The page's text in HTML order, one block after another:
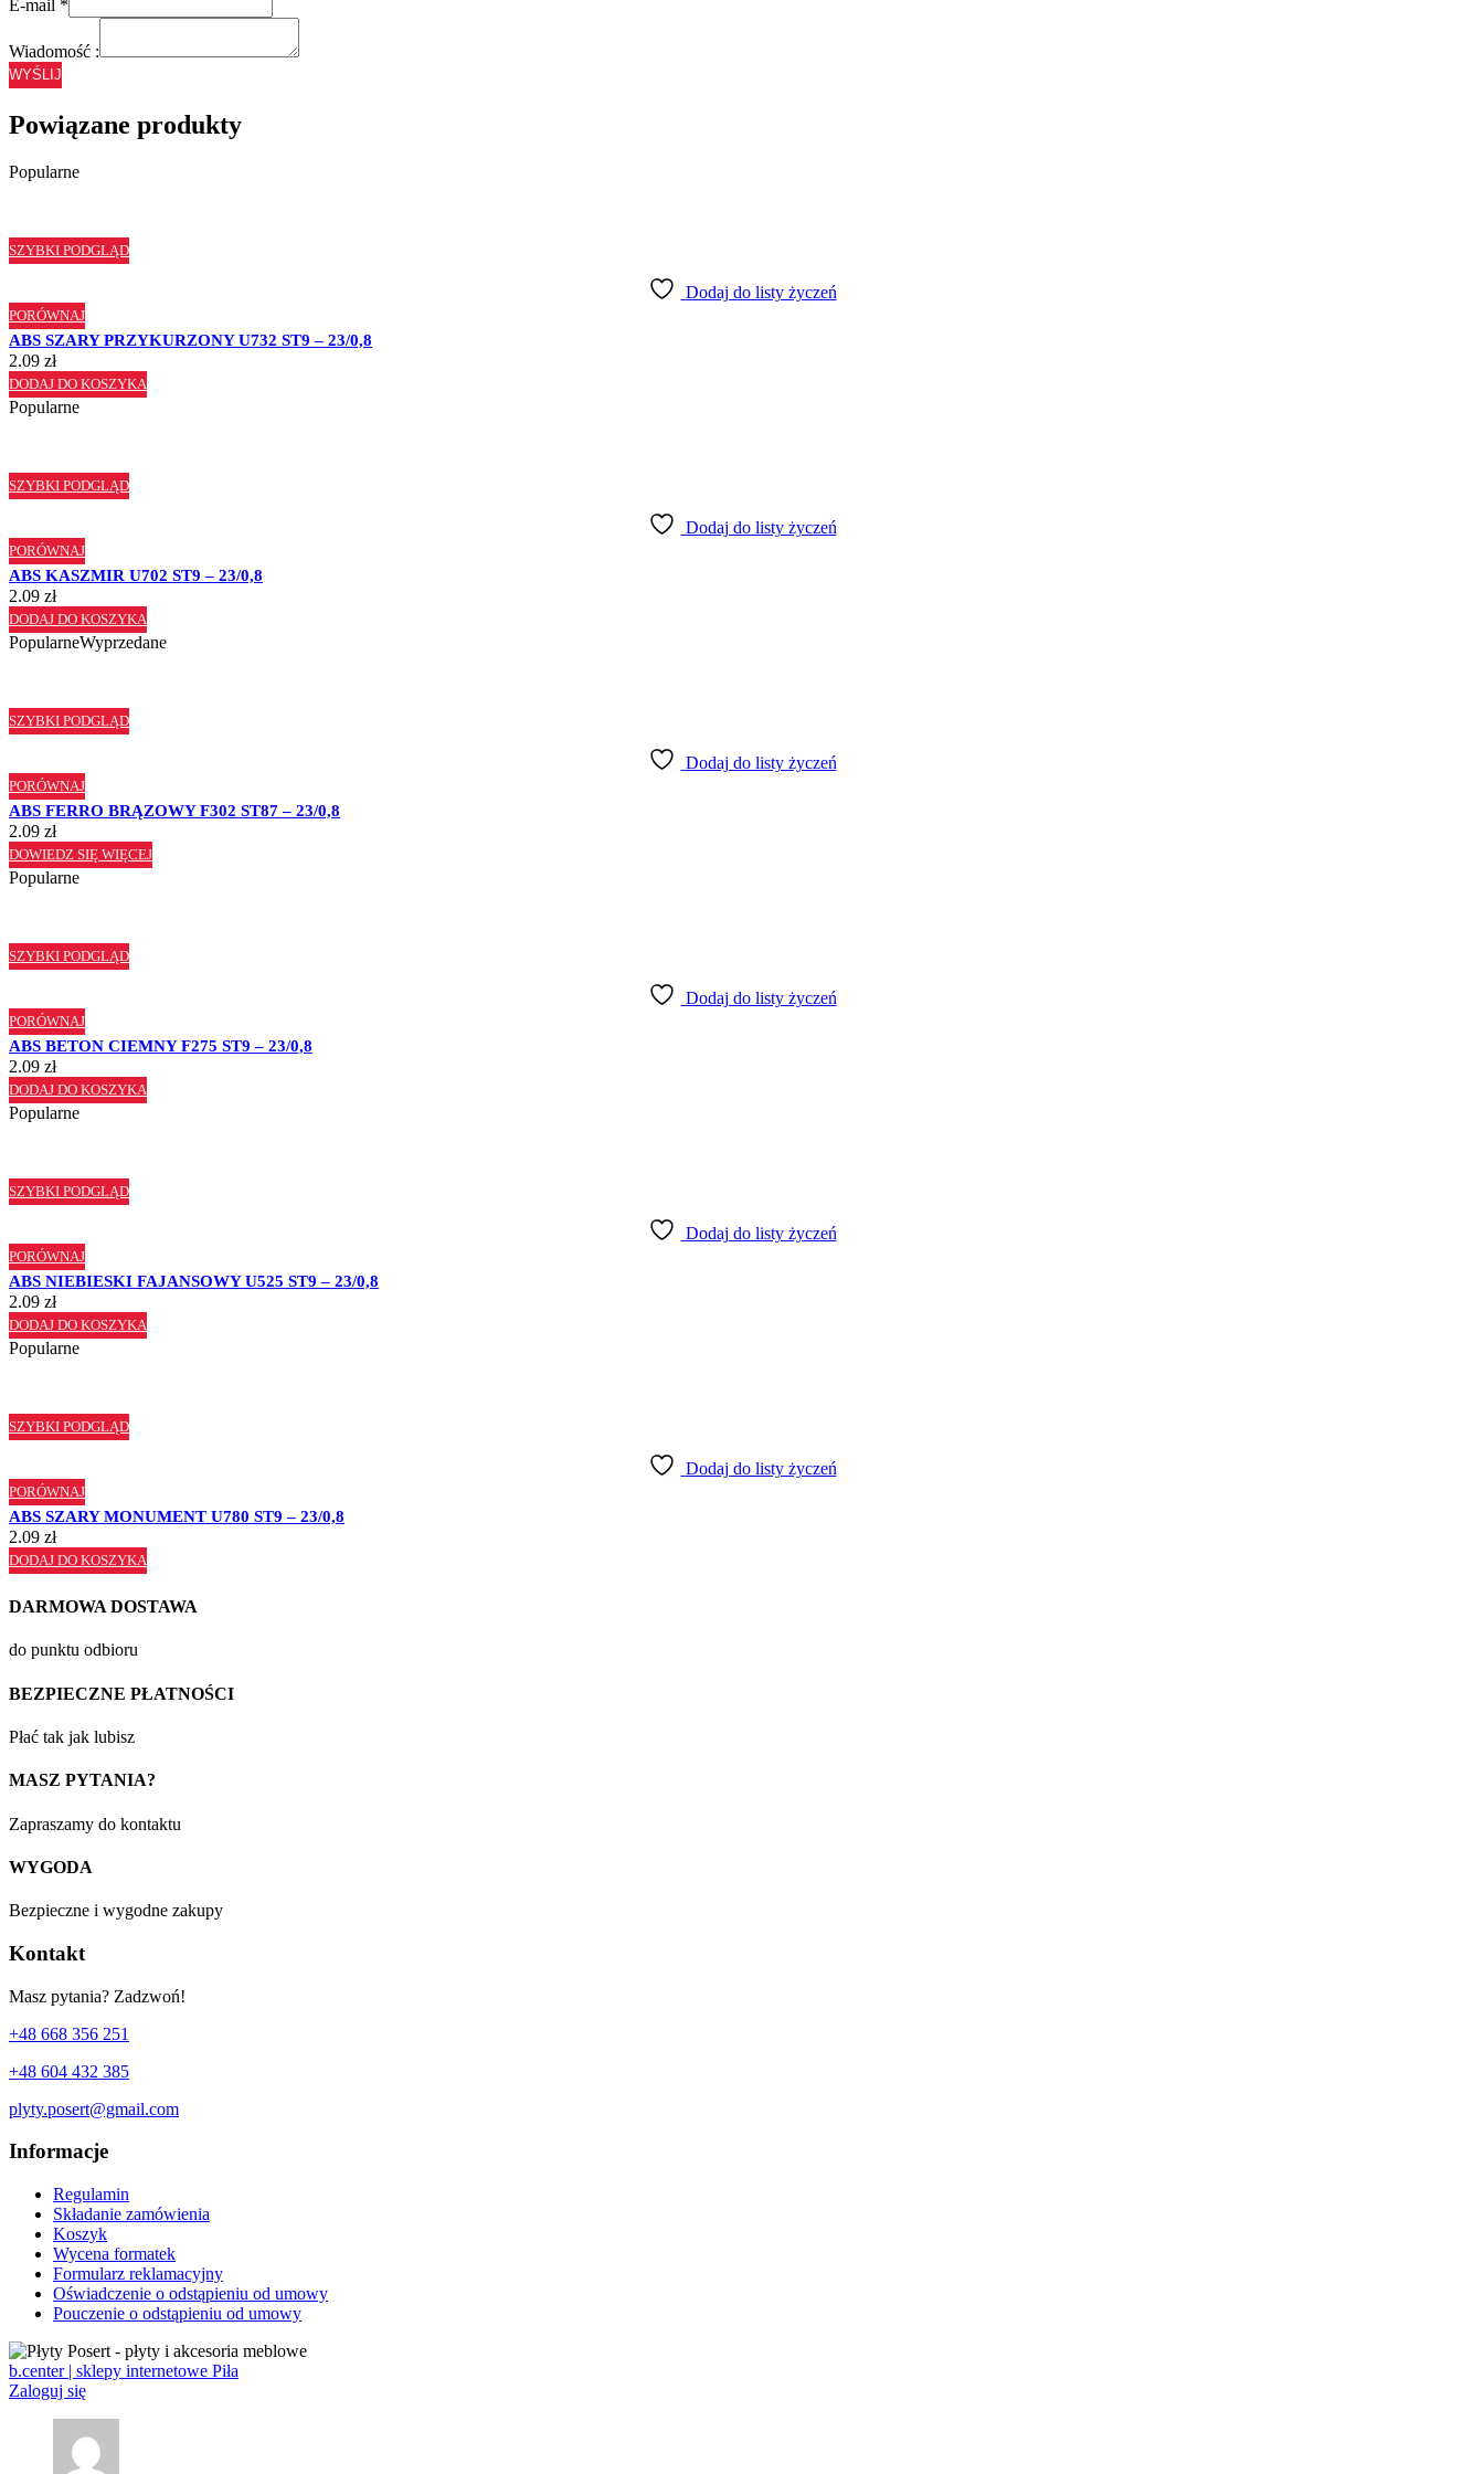
E-mail *
Wiadomość :
WYŚLIJ
Powiązane produkty
Popularne
SZYBKI PODGLĄD
Dodaj do listy życzeń
PORÓWNAJ
ABS SZARY PRZYKURZONY U732 ST9 – 23/0,8
2.09 zł
DODAJ DO KOSZYKA
Popularne
SZYBKI PODGLĄD
Dodaj do listy życzeń
PORÓWNAJ
ABS KASZMIR U702 ST9 – 23/0,8
2.09 zł
DODAJ DO KOSZYKA
PopularneWyprzedane
SZYBKI PODGLĄD
Dodaj do listy życzeń
PORÓWNAJ
ABS FERRO BRĄZOWY F302 ST87 – 23/0,8
2.09 zł
DOWIEDZ SIĘ WIĘCEJ
Popularne
SZYBKI PODGLĄD
Dodaj do listy życzeń
PORÓWNAJ
ABS BETON CIEMNY F275 ST9 – 23/0,8
2.09 zł
DODAJ DO KOSZYKA
Popularne
SZYBKI PODGLĄD
Dodaj do listy życzeń
PORÓWNAJ
ABS NIEBIESKI FAJANSOWY U525 ST9 – 23/0,8
2.09 zł
DODAJ DO KOSZYKA
Popularne
SZYBKI PODGLĄD
Dodaj do listy życzeń
PORÓWNAJ
ABS SZARY MONUMENT U780 ST9 – 23/0,8
2.09 zł
DODAJ DO KOSZYKA
DARMOWA DOSTAWA
do punktu odbioru
BEZPIECZNE PŁATNOŚCI
Płać tak jak lubisz
MASZ PYTANIA?
Zapraszamy do kontaktu
WYGODA
Bezpieczne i wygodne zakupy
Kontakt
Masz pytania? Zadzwoń!
+48 668 356 251
+48 604 432 385
plyty.posert@gmail.com
Informacje
Regulamin
Składanie zamówienia
Koszyk
Wycena formatek
Formularz reklamacyjny
Oświadczenie o odstąpieniu od umowy
Pouczenie o odstąpieniu od umowy
b.center | sklepy internetowe Piła
Zaloguj się